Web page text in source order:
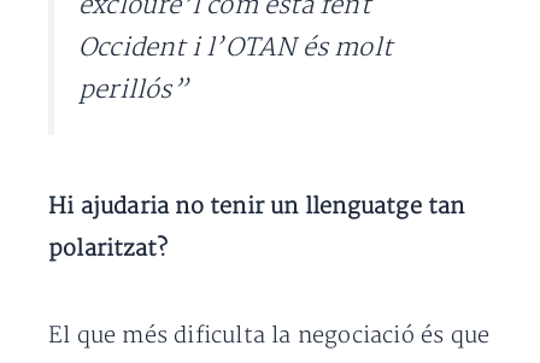
Occident i l’OTAN és molt
perillós”
Hi ajudaria no tenir un llenguatge tan
polaritzat?
El que més dificulta la negociació és que